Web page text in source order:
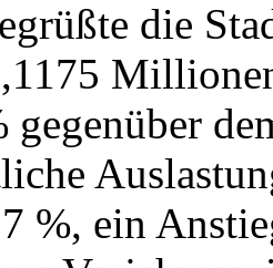
die
gegenüber
%, ein